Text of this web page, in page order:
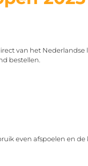
van het
bestellen.
even afspoelen en de